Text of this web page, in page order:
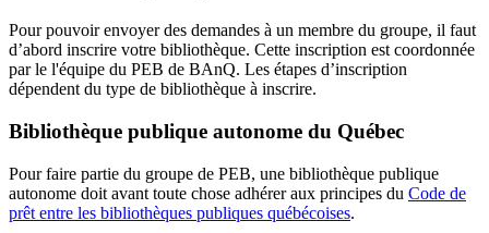
Pour pouvoir envoyer des demandes à un membre du groupe, il faut
d’abord inscrire votre bibliothèque. Cette inscription est coordonnée
par le l'équipe du PEB de BAnQ. Les étapes d’inscription
dépendent du type de bibliothèque à inscrire.
Bibliothèque publique autonome du Québec
Pour faire partie du groupe de PEB, une bibliothèque publique
autonome doit avant toute chose adhérer aux principes du Code de
prêt entre les bibliothèques publiques québécoises.